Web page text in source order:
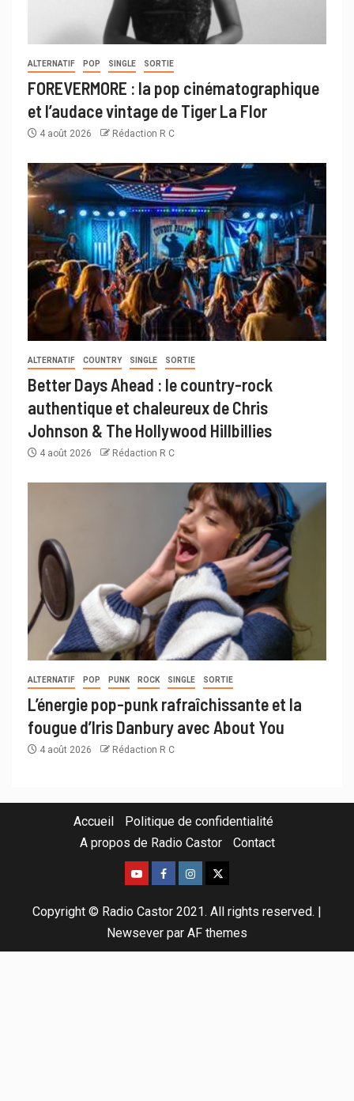
ALTERNATIF POP SINGLE SORTIE
FOREVERMORE : la pop cinématographique
et l’audace vintage de Tiger La Flor
4 août 2026 Rédaction R C
ALTERNATIF COUNTRY SINGLE SORTIE
Better Days Ahead : le country-rock
authentique et chaleureux de Chris
Johnson & The Hollywood Hillbillies
4 août 2026 Rédaction R C
ALTERNATIF POP PUNK ROCK SINGLE SORTIE
L’énergie pop-punk rafraîchissante et la
fougue d’Iris Danbury avec About You
4 août 2026 Rédaction R C
Accueil
Politique de confidentialité
A propos de Radio Castor
Contact
Copyright © Radio Castor 2021. All rights reserved. |
Newsever par AF themes